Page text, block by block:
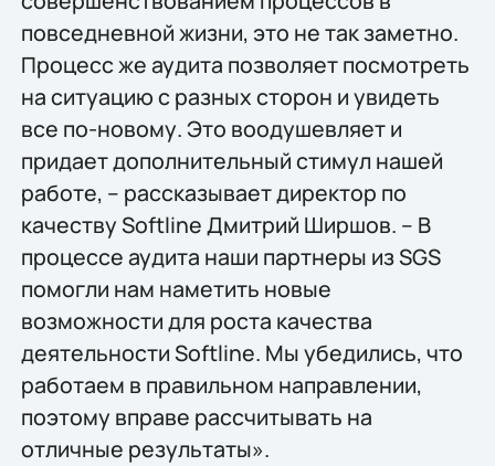
повседневной жизни, это не так заметно.
Процесс же аудита позволяет посмотреть
на ситуацию с разных сторон и увидеть
все по-новому. Это воодушевляет и
придает дополнительный стимул нашей
работе, – рассказывает директор по
качеству Softline Дмитрий Ширшов. – В
процессе аудита наши партнеры из SGS
помогли нам наметить новые
возможности для роста качества
деятельности Softline. Мы убедились, что
работаем в правильном направлении,
поэтому вправе рассчитывать на
отличные результаты».